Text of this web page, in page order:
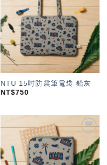
「願
望輕
NTU 15吋防震筆電袋-鉛灰
NT$750
加入
「願
望輕
單」